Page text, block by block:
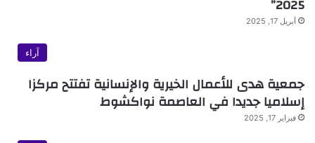
2025”
أبريل 17, 2025
آراء
جمعية هدى للأعمال الخيرية والإنسانية تفتتح مركزا
إسلاميا جديدا في العاصمة نواكشوط
فبراير 17, 2025